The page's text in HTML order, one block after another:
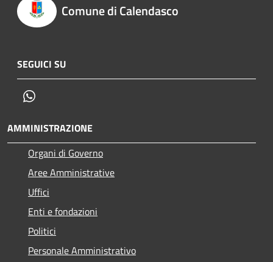
Comune di Calendasco
SEGUICI SU
AMMINISTRAZIONE
Organi di Governo
Aree Amministrative
Uffici
Enti e fondazioni
Politici
Personale Amministrativo